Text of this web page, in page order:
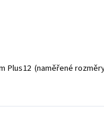
Plus12 (naměřené